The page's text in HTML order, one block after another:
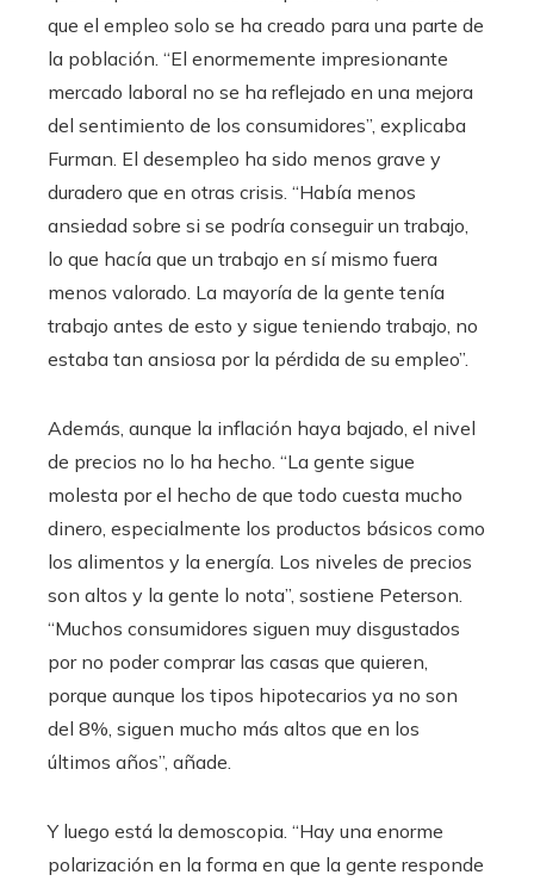
que el empleo solo se ha creado para una parte de
la población. “El enormemente impresionante
mercado laboral no se ha reflejado en una mejora
del sentimiento de los consumidores”, explicaba
Furman. El desempleo ha sido menos grave y
duradero que en otras crisis. “Había menos
ansiedad sobre si se podría conseguir un trabajo,
lo que hacía que un trabajo en sí mismo fuera
menos valorado. La mayoría de la gente tenía
trabajo antes de esto y sigue teniendo trabajo, no
estaba tan ansiosa por la pérdida de su empleo”.
Además, aunque la inflación haya bajado, el nivel
de precios no lo ha hecho. “La gente sigue
molesta por el hecho de que todo cuesta mucho
dinero, especialmente los productos básicos como
los alimentos y la energía. Los niveles de precios
son altos y la gente lo nota”, sostiene Peterson.
“Muchos consumidores siguen muy disgustados
por no poder comprar las casas que quieren,
porque aunque los tipos hipotecarios ya no son
del 8%, siguen mucho más altos que en los
últimos años”, añade.
Y luego está la demoscopia. “Hay una enorme
polarización en la forma en que la gente responde